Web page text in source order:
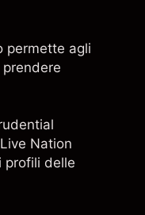
permette agli
Live Nation
profili delle